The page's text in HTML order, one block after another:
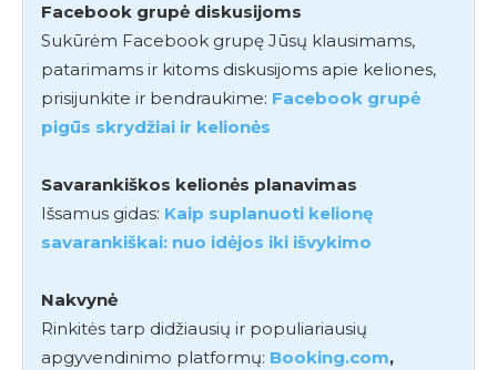
Facebook grupė diskusijoms
Sukūrėm Facebook grupę Jūsų klausimams,
patarimams ir kitoms diskusijoms apie keliones,
prisijunkite ir bendraukime: Facebook grupė
pigūs skrydžiai ir kelionės
Savarankiškos kelionės planavimas
Išsamus gidas: Kaip suplanuoti kelionę
savarankiškai: nuo idėjos iki išvykimo
Nakvynė
Rinkitės tarp didžiausių ir populiariausių
apgyvendinimo platformų: Booking.com,